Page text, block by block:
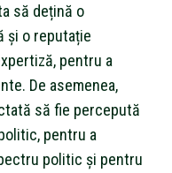
să dețină o
și o reputație
pentru a
De asemenea,
să fie percepută
pentru a
politic și pentru